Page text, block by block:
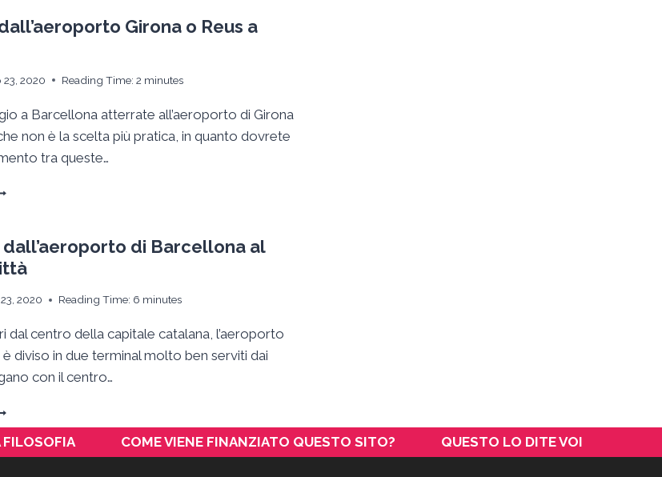
Girona o Reus a
23, 2020 Reading Time: 2 minutes
a Barcellona atterrate all’aeroporto di Girona
non è la scelta più pratica, in quanto dovrete
tra queste…
di Barcellona al
2020 Reading Time: 6 minutes
dal centro della capitale catalana, l’aeroporto
diviso in due terminal molto ben serviti dai
con il centro…
FILOSOFIA COME VIENE FINANZIATO QUESTO SITO? QUESTO LO DITE VOI